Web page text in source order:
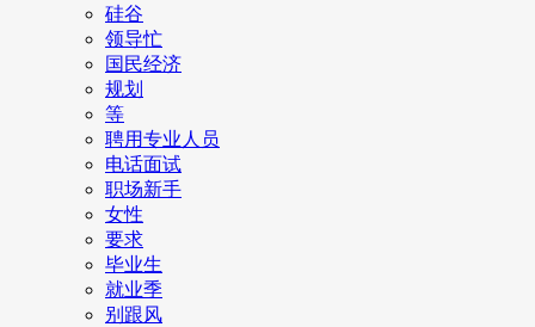
硅谷
领导忙
国民经济
规划
等
聘用专业人员
电话面试
职场新手
女性
要求
毕业生
就业季
别跟风